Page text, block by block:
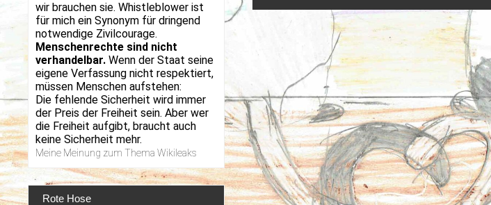
wir brauchen sie. Whistleblower ist
für mich ein Synonym für dringend
notwendige Zivilcourage.
Menschenrechte sind nicht
verhandelbar. Wenn der Staat seine
eigene Verfassung nicht respektiert,
müssen Menschen aufstehen:
Die fehlende Sicherheit wird immer
der Preis der Freiheit sein. Aber wer
die Freiheit aufgibt, braucht auch
keine Sicherheit mehr.
Meine Meinung zum Thema Wikileaks
Rote Hose